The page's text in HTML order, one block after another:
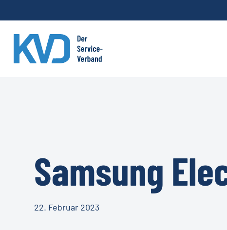
to
main
content
Samsung
22. Februar 2023